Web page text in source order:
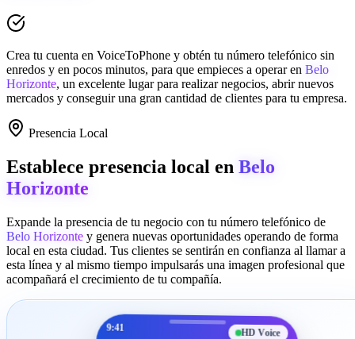
Crea tu cuenta en VoiceToPhone y obtén tu número telefónico sin
enredos y en pocos minutos, para que empieces a operar en Belo
Horizonte, un excelente lugar para realizar negocios, abrir nuevos
mercados y conseguir una gran cantidad de clientes para tu empresa.
Presencia Local
Establece presencia local en Belo
Horizonte
Expande la presencia de tu negocio con tu número telefónico de
Belo Horizonte y genera nuevas oportunidades operando de forma
local en esta ciudad. Tus clientes se sentirán en confianza al llamar a
esta línea y al mismo tiempo impulsarás una imagen profesional que
acompañará el crecimiento de tu compañía.
9:41 HD Voice